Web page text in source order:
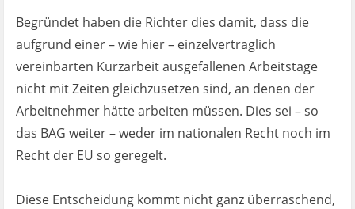
Begründet haben die Richter dies damit, dass die
aufgrund einer – wie hier – einzelvertraglich
vereinbarten Kurzarbeit ausgefallenen Arbeitstage
nicht mit Zeiten gleichzusetzen sind, an denen der
Arbeitnehmer hätte arbeiten müssen. Dies sei – so
das BAG weiter – weder im nationalen Recht noch im
Recht der EU so geregelt.
Diese Entscheidung kommt nicht ganz überraschend,